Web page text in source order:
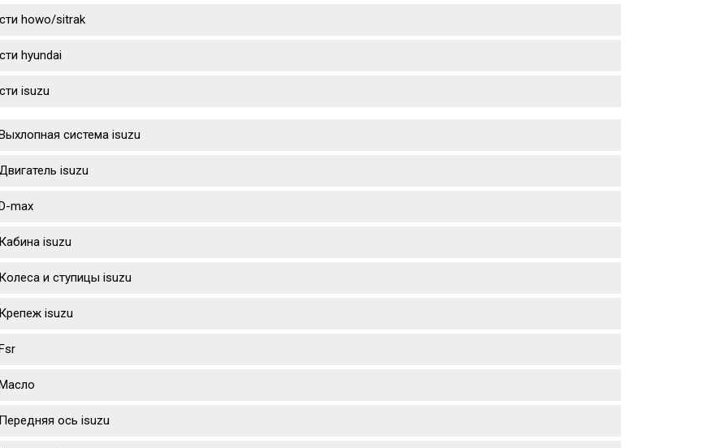
howo/sitrak
hyundai
isuzu
система isuzu
isuzu
max
Кабина isuzu
Колеса и ступицы isuzu
Крепеж isuzu
Передняя ось isuzu